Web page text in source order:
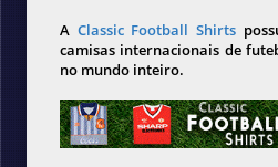
A Classic Football Shirts
camisas internacionais de
no mundo inteiro.